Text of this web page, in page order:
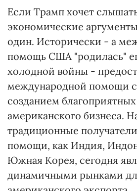
Если Трамп хочет
экономические
один. Исторически - а
помощь США "родилась"
холодной войны -
международной помощи
созданием
американского бизнеса.
традиционные
помощи, как Индия,
Южная Корея, сегодня
динамичными рынками